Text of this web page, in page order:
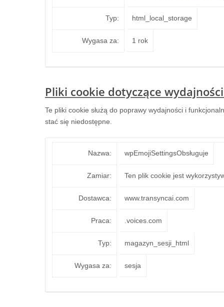
Typ: html_local_storage
Wygasa za: 1 rok
Pliki cookie dotyczące
Te pliki cookie służą do poprawy wydajności i
stać się niedostępne.
Nazwa: wpEmojiSettingsObsługuje
Zamiar: Ten plik cookie jest
Dostawca: www.transyncai.com
Praca: .voices.com
Typ: magazyn_sesji_html
Wygasa za: sesja